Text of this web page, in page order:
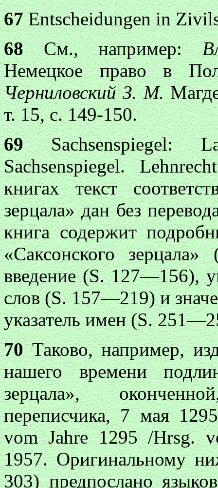
67Entscheidungen in
68См., например:
Немецкое право в
Черниловский З. М.
т. 15, с. 149-150.
69Sachsenspiegel:
Sachsenspiegel.
книгах текст
зерцала» дан без
книга содержит
«Саксонского
введение (S. 127—156),
слов (S. 157—219) и
указатель имен (S.
70Таково, например,
нашего времени
зерцала»,
переписчика, 7 мая
vom Jahre 1295 /Hrsg.
1957. Оригинальному
303) предпослано